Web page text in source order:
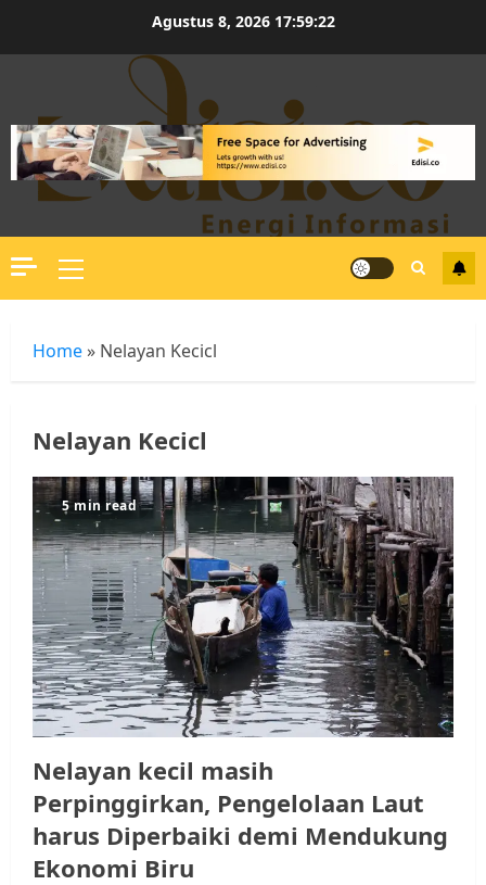
Agustus 8, 2026 17:59:22
Primary
Menu
Home » Nelayan Kecicl
Nelayan Kecicl
5 min read
Nelayan kecil masih
Perpinggirkan, Pengelolaan Laut
harus Diperbaiki demi Mendukung
Ekonomi Biru
3
Datangi Pemko Batam, Warga
Rempang Protes Lahan Mereka
Diambil untuk Sekolah Rakyat
JULI 21, 2026 0
4
Warga Rempang Ajukan
Batam, Soroti Aktivitas yang
Resahkan Warga
JULI 17, 2026